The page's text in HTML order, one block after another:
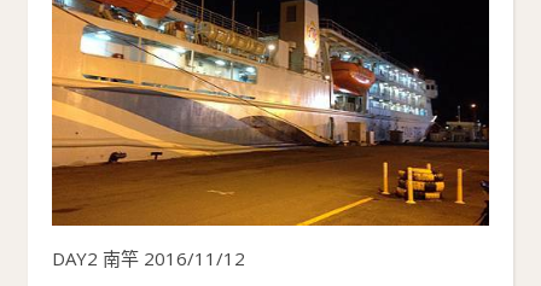
DAY2 南竿 2016/11/12